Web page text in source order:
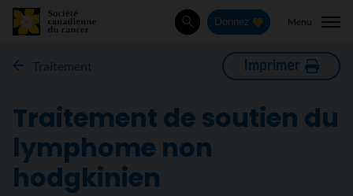
Rechercher
Donnez Menu
Traitement Imprimer
Traitement de soutien du
lymphome non
hodgkinien